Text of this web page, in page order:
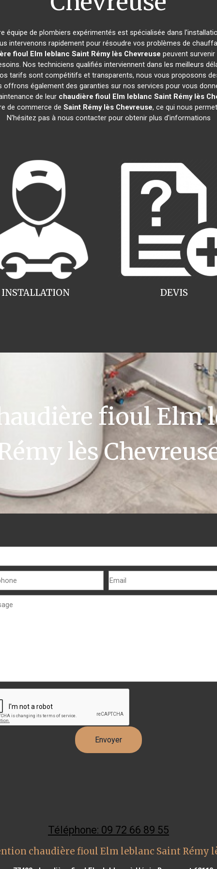
équipe de plombiers expérimentés est spécialisée dans
intervenons rapidement pour résoudre vos problèmes de
fioul Elm leblanc Saint Rémy lès Chevreuse peuvent
Nos techniciens qualifiés interviennent dans les meilleurs
tarifs sont compétitifs et transparents, nous vous proposons
offrons également des garanties sur nos services pour vous
de leur chaudière fioul Elm leblanc Saint Rémy lès
de commerce de Saint Rémy lès Chevreuse, ce qui nous
N'hésitez pas à nous contacter pour obtenir plus d'informations
INSTALLATION DEVIS
fioul Elm
lès
Téléphone: 09 72 66 89 55
chaudière fioul Elm leblanc Saint Rémy